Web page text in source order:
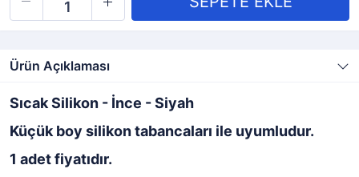
Ürün Açıklaması
Sıcak Silikon - İnce - Siyah
Küçük boy silikon tabancaları ile uyumludur.
1 adet fiyatıdır.